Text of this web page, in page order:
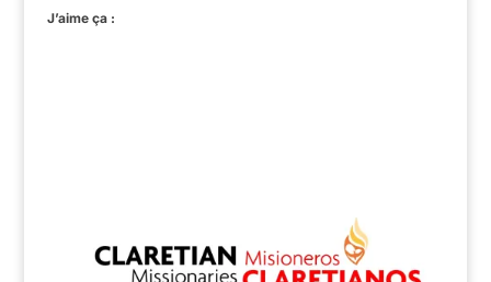
J’aime ça :